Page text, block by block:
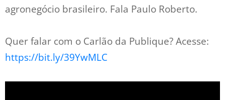
agronegócio brasileiro. Fala Paulo Roberto.
Quer falar com o Carlão da Publique? Acesse:
https://bit.ly/39YwMLC